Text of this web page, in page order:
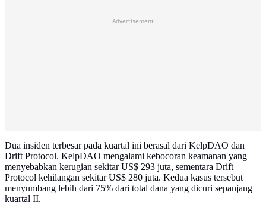
Advertisement
Dua insiden terbesar pada kuartal ini berasal dari KelpDAO dan
Drift Protocol. KelpDAO mengalami kebocoran keamanan yang
menyebabkan kerugian sekitar US$ 293 juta, sementara Drift
Protocol kehilangan sekitar US$ 280 juta. Kedua kasus tersebut
menyumbang lebih dari 75% dari total dana yang dicuri sepanjang
kuartal II.